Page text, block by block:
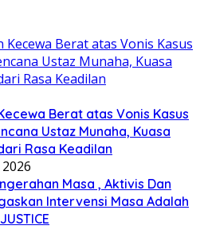
Berat atas Vonis Kasus
Ustaz Munaha, Kuasa
Rasa Keadilan
Masa , Aktivis Dan
Intervensi Masa Adalah